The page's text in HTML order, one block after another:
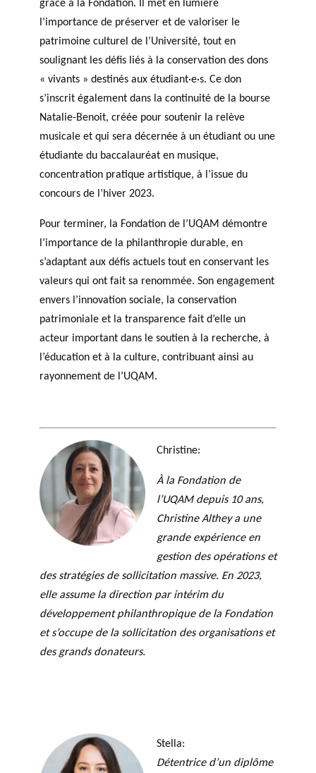
l’importance de préserver et de valoriser le
patrimoine culturel de l’Université, tout en
soulignant les défis liés à la conservation des dons
« vivants » destinés aux étudiant·e·s. Ce don
s’inscrit également dans la continuité de la bourse
Natalie-Benoit, créée pour soutenir la relève
musicale et qui sera décernée à un étudiant ou une
étudiante du baccalauréat en musique,
concentration pratique artistique, à l’issue du
concours de l’hiver 2023.
Pour terminer, la Fondation de l’UQAM démontre
l’importance de la philanthropie durable, en
s’adaptant aux défis actuels tout en conservant les
valeurs qui ont fait sa renommée. Son engagement
envers l’innovation sociale, la conservation
patrimoniale et la transparence fait d’elle un
acteur important dans le soutien à la recherche, à
l’éducation et à la culture, contribuant ainsi au
rayonnement de l’UQAM.
Christine:
À la Fondation de
l’UQAM depuis 10 ans,
Christine Althey a une
grande expérience en
gestion des opérations et
des stratégies de sollicitation massive. En 2023,
elle assume la direction par intérim du
développement philanthropique de la Fondation
et s’occupe de la sollicitation des organisations et
des grands donateurs.
Stella:
Détentrice d’un diplôme